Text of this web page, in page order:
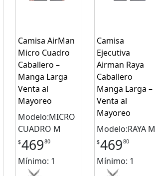
Camisa AirMan
Micro Cuadro
Caballero –
Manga Larga
Venta al
Mayoreo
Modelo:MICRO
CUADRO M
$46980
Mínimo: 1
Camisa
Ejecutiva
Airman Raya
Caballero
Manga Larga –
Venta al
Mayoreo
Modelo:RAYA M
$46980
Mínimo: 1